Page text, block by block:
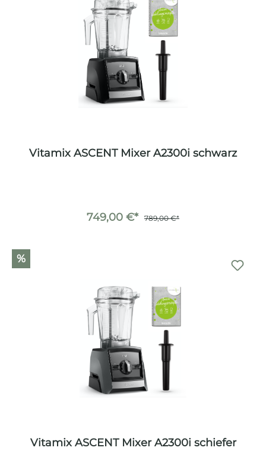
Vitamix ASCENT Mixer A2300i schwarz
749,00 €* 789,00 €*
%
Vitamix ASCENT Mixer A2300i schiefer